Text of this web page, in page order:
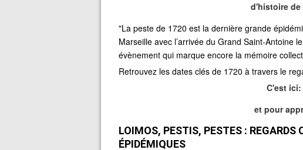
d'histoire de
"La peste de 1720 est la dernière grande
Marseille avec l’arrivée du Grand Saint-Antoine
évènement qui marque encore la mémoire
Retrouvez les dates clés de 1720 à travers le
C'est ici:
et pour
LOIMOS, PESTIS, PESTES : REGARDS
ÉPIDÉMIQUES